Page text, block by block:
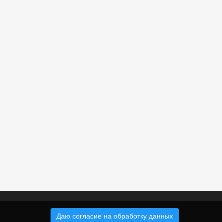
Даю согласие на обработку данных